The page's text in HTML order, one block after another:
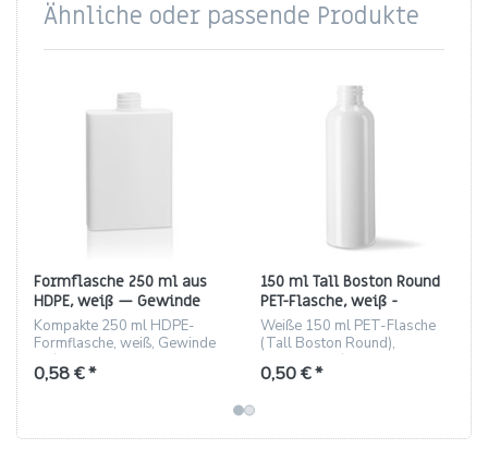
Ähnliche oder passende Produkte
Formflasche 250 ml aus
HDPE, weiß — Gewinde
24/410
Kompakte 250 ml HDPE-
Formflasche, weiß, Gewinde
24/410, flache Schulter
0,58 € *
150 ml Tall Boston Round
PET-Flasche, weiß -
Gewinde 24/410
Weiße 150 ml PET-Flasche
(Tall Boston Round),
Gewinde 24/410, leicht und
bruchfest.
0,50 € *